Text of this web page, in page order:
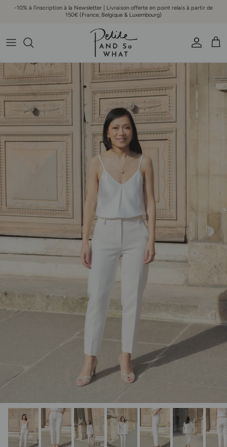
Aller au contenu
-10% à l'inscription à la Newsletter | Livraison offerte en point relais à partir de
150€ (France, Belgique & Luxembourg)
Compte
Passer aux informations produits